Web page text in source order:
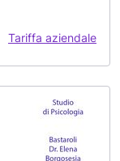
Tariffa aziendale